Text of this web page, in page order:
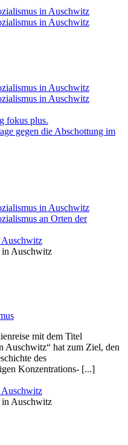
in Auschwitz
in Auschwitz
in Auschwitz
in Auschwitz
fokus plus.
gegen die Abschottung im
in Auschwitz
an Orten der
Auschwitz
mit dem Titel
Auschwitz“ hat zum Ziel, den
des
Konzentrations- [...]
Auschwitz